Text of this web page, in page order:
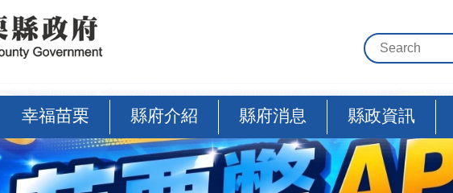
幸福苗栗 縣府介紹 縣府消息 縣政資訊